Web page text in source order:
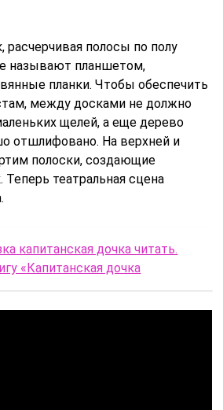
полосы по полу
называют планшетом,
планки. Чтобы обеспечить
между досками не должно
щелей, а еще дерево
отшлифовано. На верхней и
полоски, создающие
театральная сцена
капитанская дочка читать.
«Капитанская дочка